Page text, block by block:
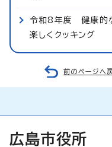
令和8年度 健康的
楽しくクッキング
前のページへ
広島市役所